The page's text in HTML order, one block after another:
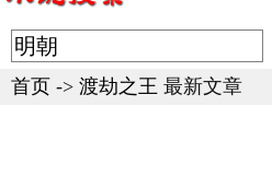
首页 -> 渡劫之王 最新文章